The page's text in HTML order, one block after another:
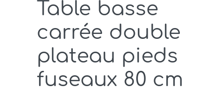
Table basse
carrée double
plateau pieds
fuseaux 80 cm